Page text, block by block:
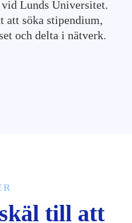
Lunds Universitet.
att söka stipendium,
och delta i nätverk.
till att